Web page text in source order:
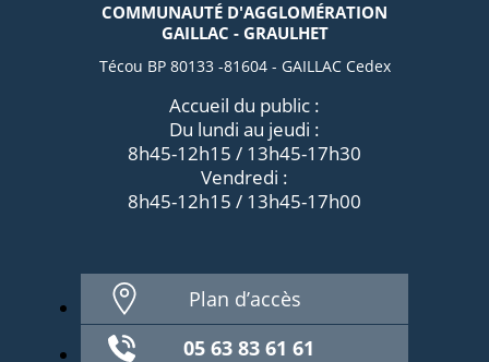
COMMUNAUTÉ D'AGGLOMÉRATION
GAILLAC - GRAULHET
Técou BP 80133 -81604 - GAILLAC Cedex
Accueil du public :
Du lundi au jeudi :
8h45-12h15 / 13h45-17h30
Vendredi :
8h45-12h15 / 13h45-17h00
Plan d’accès
05 63 83 61 61